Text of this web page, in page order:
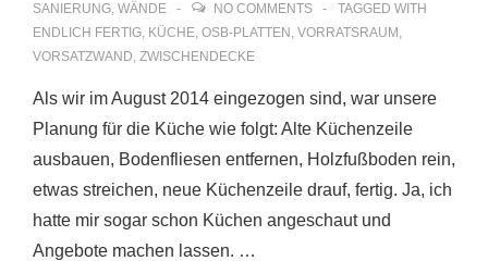
SANIERUNG, WÄNDE NO COMMENTS
TAGGED WITH
ENDLICH FERTIG, KÜCHE, OSB-PLATTEN , VORRATSRAUM ,
VORSATZWAND, ZWISCHENDECKE
Als wir im August 2014 eingezogen sind, war unsere
Planung für die Küche wie folgt: Alte Küchenzeile
ausbauen, Bodenfliesen entfernen, Holzfußboden rein,
etwas streichen, neue Küchenzeile drauf, fertig. Ja, ich
hatte mir sogar schon Küchen angeschaut und
Angebote machen lassen. …